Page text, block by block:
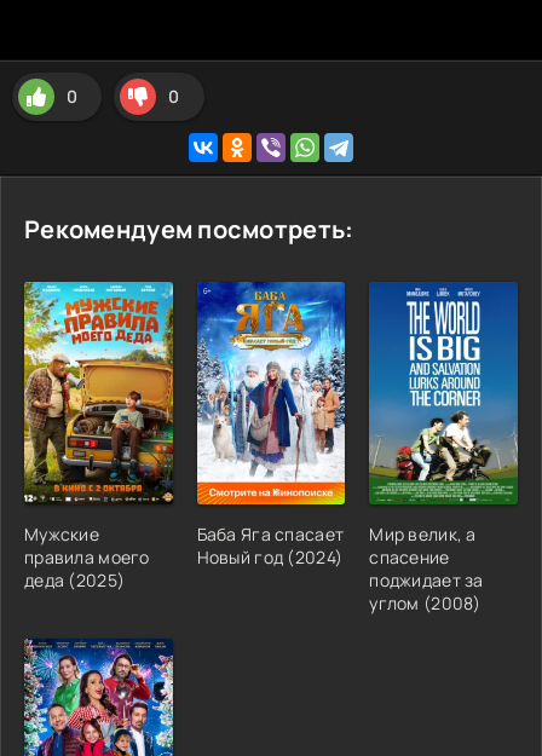
0 0
Рекомендуем посмотреть:
Мужские
правила моего
деда (2025)
Баба Яга спасает
Новый год (2024)
Мир велик, а
спасение
поджидает за
углом (2008)